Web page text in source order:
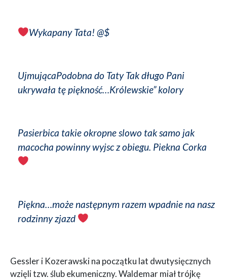
Wykapany Tata! @$
UjmującaPodobna do Taty Tak długo Pani
ukrywała tę piękność…Królewskie” kolory
Pasierbica takie okropne slowo tak samo jak
macocha powinny wyjsc z obiegu. Piekna Corka
Piękna…może następnym razem wpadnie na nasz
rodzinny zjazd
Gessler i Kozerawski na początku lat dwutysięcznych
wzięli tzw. ślub ekumeniczny. Waldemar miał trójkę